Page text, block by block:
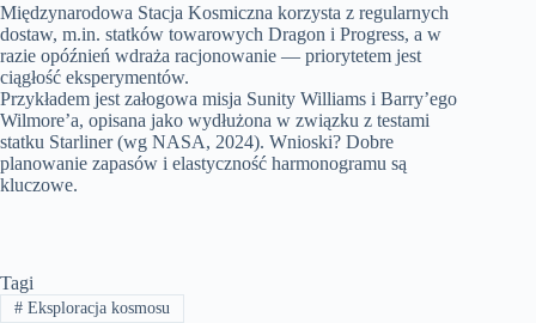
Międzynarodowa Stacja Kosmiczna korzysta z regularnych
dostaw, m.in. statków towarowych Dragon i Progress, a w
razie opóźnień wdraża racjonowanie — priorytetem jest
ciągłość eksperymentów.
Przykładem jest załogowa misja Sunity Williams i Barry’ego
Wilmore’a, opisana jako wydłużona w związku z testami
statku Starliner (wg NASA, 2024). Wnioski? Dobre
planowanie zapasów i elastyczność harmonogramu są
kluczowe.
Tagi
#Eksploracja kosmosu